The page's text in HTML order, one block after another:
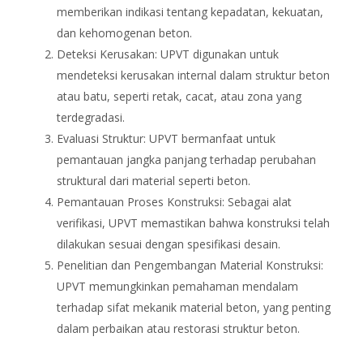
memberikan indikasi tentang kepadatan, kekuatan,
dan kehomogenan beton.
Deteksi Kerusakan: UPVT digunakan untuk
mendeteksi kerusakan internal dalam struktur beton
atau batu, seperti retak, cacat, atau zona yang
terdegradasi.
Evaluasi Struktur: UPVT bermanfaat untuk
pemantauan jangka panjang terhadap perubahan
struktural dari material seperti beton.
Pemantauan Proses Konstruksi: Sebagai alat
verifikasi, UPVT memastikan bahwa konstruksi telah
dilakukan sesuai dengan spesifikasi desain.
Penelitian dan Pengembangan Material Konstruksi:
UPVT memungkinkan pemahaman mendalam
terhadap sifat mekanik material beton, yang penting
dalam perbaikan atau restorasi struktur beton.